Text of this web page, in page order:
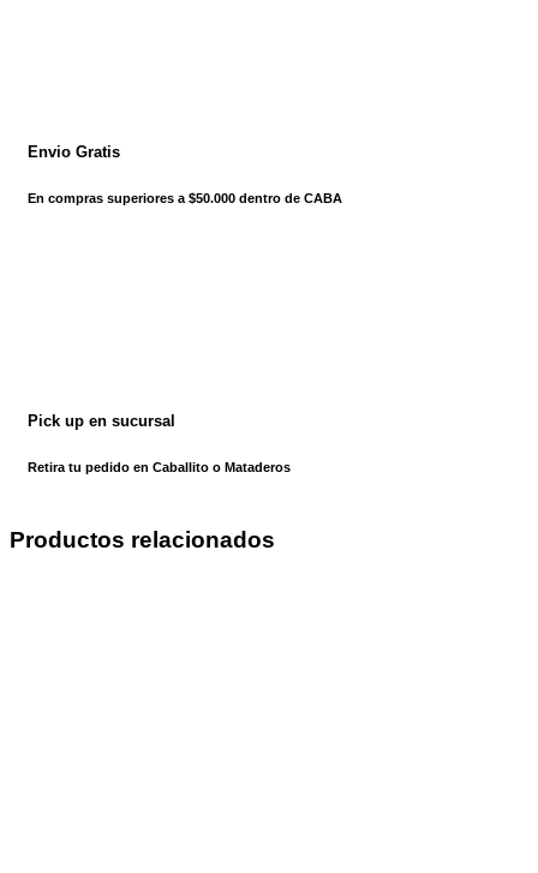
Envio Gratis
En compras superiores a $50.000 dentro de CABA
Pick up en sucursal
Retira tu pedido en Caballito o Mataderos
Productos relacionados